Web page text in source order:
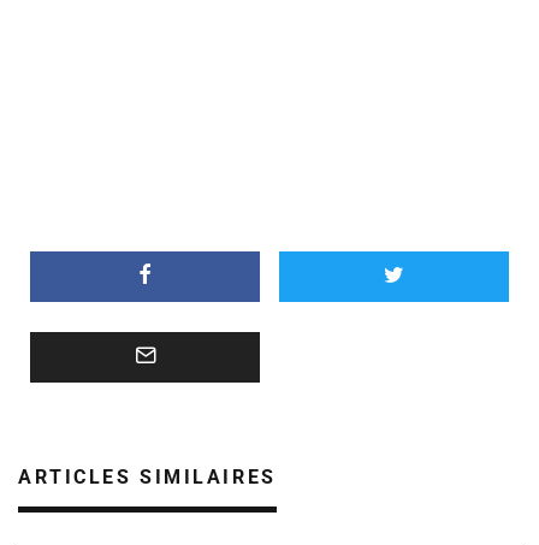
ARTICLES SIMILAIRES